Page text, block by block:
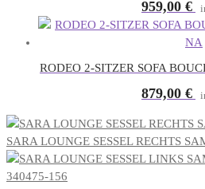
959,00 €
RODEO 2-SITZER SOFA
879,00 €
SARA LOUNGE SESSEL RECHTS